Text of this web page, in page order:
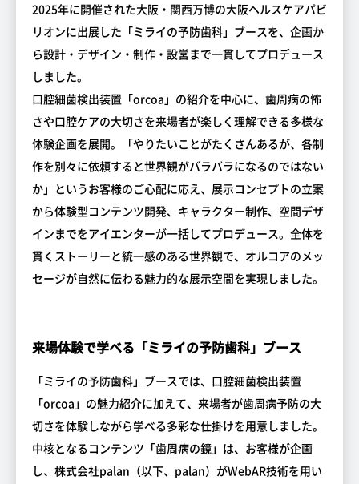
2025年に開催された大阪・関西万博の大阪ヘルスケアパビ
リオンに出展した「ミライの予防歯科」ブースを、企画か
ら設計・デザイン・制作・設営まで一貫してプロデュース
しました。
口腔細菌検出装置「orcoa」の紹介を中心に、歯周病の怖
さや口腔ケアの大切さを来場者が楽しく理解できる多様な
体験企画を展開。「やりたいことがたくさんあるが、各制
作を別々に依頼すると世界観がバラバラになるのではない
か」というお客様のご心配に応え、展示コンセプトの立案
から体験型コンテンツ開発、キャラクター制作、空間デザ
インまでをアイエンターが一括してプロデュース。全体を
貫くストーリーと統一感のある世界観で、オルコアのメッ
セージが自然に伝わる魅力的な展示空間を実現しました。
来場体験で学べる「ミライの予防歯科」ブース
「ミライの予防歯科」ブースでは、口腔細菌検出装置
「orcoa」の魅力紹介に加えて、来場者が歯周病予防の大
切さを体験しながら学べる多彩な仕掛けを用意しました。
中核となるコンテンツ「歯周病の鏡」は、お客様が企画
し、株式会社palan（以下、palan）がWebAR技術を用い